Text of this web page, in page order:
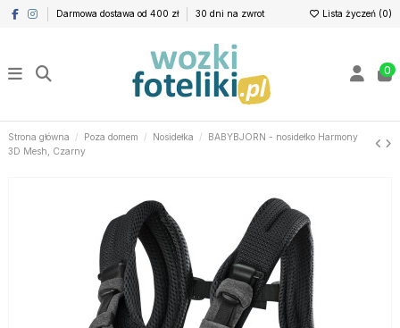
Darmowa dostawa od 400 zł 30 dni na zwrot Lista życzeń (0)
0
Strona główna Poza domem Nosidełka
BABYBJORN - nosidełko Harmony
3D Mesh, Czarny